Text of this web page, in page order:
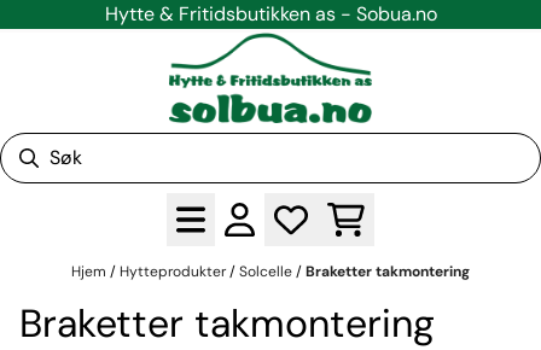
Hopp til innholdHytte & Fritidsbutikken as - Sobua.no
Hjem / Hytteprodukter/Solcelle/Braketter takmontering
Braketter takmontering